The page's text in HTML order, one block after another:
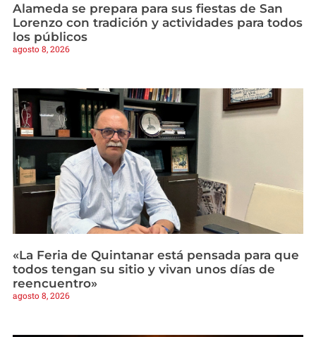
Alameda se prepara para sus fiestas de San
Lorenzo con tradición y actividades para todos
los públicos
agosto 8, 2026
«La Feria de Quintanar está pensada para que
todos tengan su sitio y vivan unos días de
reencuentro»
agosto 8, 2026